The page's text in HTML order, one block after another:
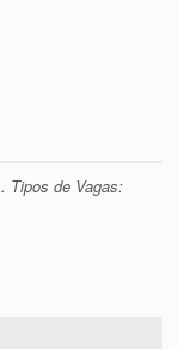
. Tipos de Vagas: